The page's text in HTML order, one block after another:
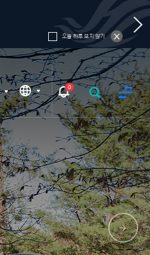
오늘 하루 보지 않기
0